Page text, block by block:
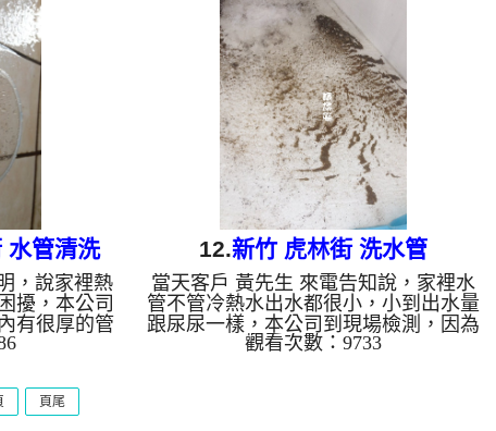
大力一般的
覺得不舒
多東西，
司改用特
小時後，熱
生 總算能
, 水管清洗,
, ...
水，如下影片，黑水如青草茶般如下
圖，客戶 鍾先生 看傻了眼，水管管路
裡面藏了這麼多東西， 洗水管 時堵塞
了一次，本公司改用特殊工法， 水管
清洗 約三個小時後，水管出水已恢復
正常，鍾先生 總算能正常用水。 清洗
水管, 水管清洗, 洗水管, 熱水管堵塞,
熱水忽冷忽熱 ...
水管清洗
，說家裡熱
擾，本公司
有很厚的管
清洗機 ，
客戶 蔡小
了兩次，本
12.新竹 虎林街 洗水管
當天客戶 黃先生 來電告知說，家裡水
管不管冷熱水出水都很小，小到出水量
跟尿尿一樣，本公司到現場檢測，因為
現場是地下水自來水混用，所以管壁是
觀看次數：9733
頁尾